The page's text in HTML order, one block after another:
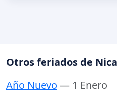
Otros feriados de
Año Nuevo — 1 Enero